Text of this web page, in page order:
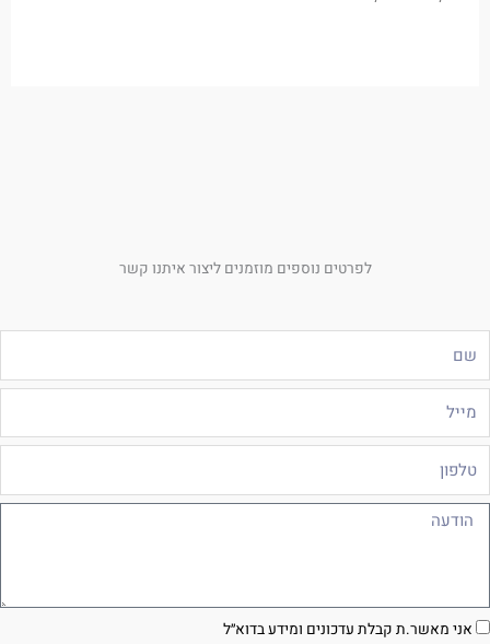
לפרטים נוספים מוזמנים ליצור איתנו קשר
אני מאשר.ת קבלת עדכונים ומידע בדוא״ל